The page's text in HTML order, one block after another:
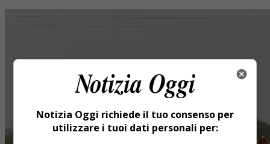
Notizia Oggi richiede il tuo consenso per
utilizzare i tuoi dati personali per: